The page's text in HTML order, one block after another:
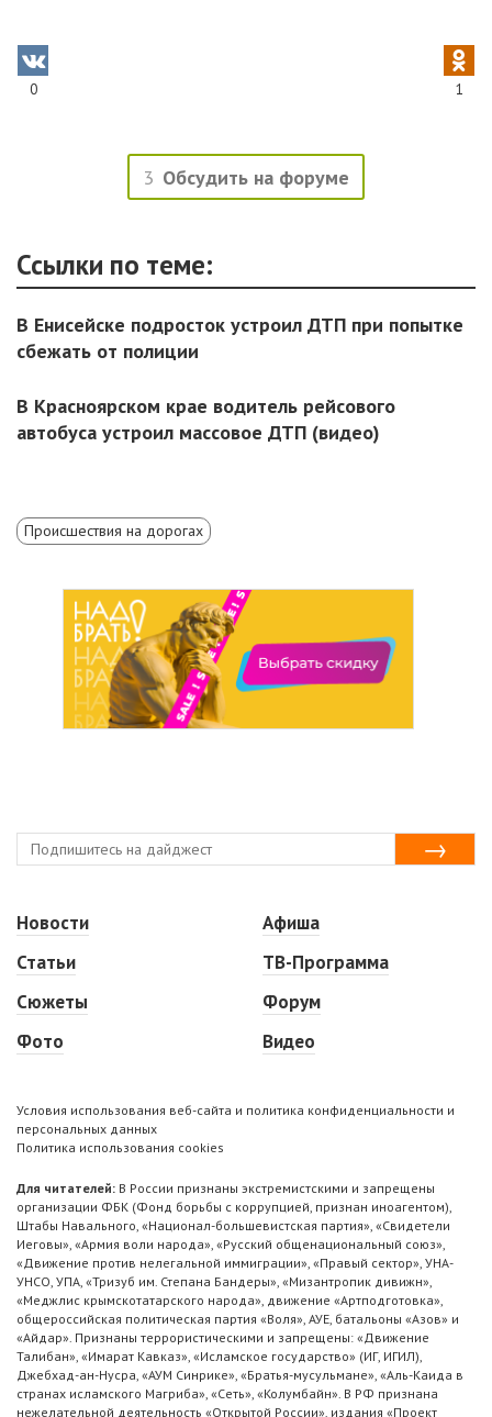
0 1
3 Обсудить на форуме
Ссылки по теме:
В Енисейске подросток устроил ДТП при попытке
сбежать от полиции
В Красноярском крае водитель рейсового
автобуса устроил массовое ДТП (видео)
Происшествия на дорогах
Новости
Статьи
Сюжеты
Фото
Афиша
ТВ-Программа
Форум
Видео
Условия использования веб-сайта и политика конфиденциальности и
персональных данных
Политика использования cookies
Для читателей: В России признаны экстремистскими и запрещены
организации ФБК (Фонд борьбы с коррупцией, признан иноагентом),
Штабы Навального, «Национал-большевистская партия», «Свидетели
Иеговы», «Армия воли народа», «Русский общенациональный союз»,
«Движение против нелегальной иммиграции», «Правый сектор», УНА-
УНСО, УПА, «Тризуб им. Степана Бандеры», «Мизантропик дивижн»,
«Меджлис крымскотатарского народа», движение «Артподготовка»,
общероссийская политическая партия «Воля», АУЕ, батальоны «Азов» и
«Айдар». Признаны террористическими и запрещены: «Движение
Талибан», «Имарат Кавказ», «Исламское государство» (ИГ, ИГИЛ),
Джебхад-ан-Нусра, «АУМ Синрике», «Братья-мусульмане», «Аль-Каида в
странах исламского Магриба», «Сеть», «Колумбайн». В РФ признана
нежелательной деятельность «Открытой России», издания «Проект